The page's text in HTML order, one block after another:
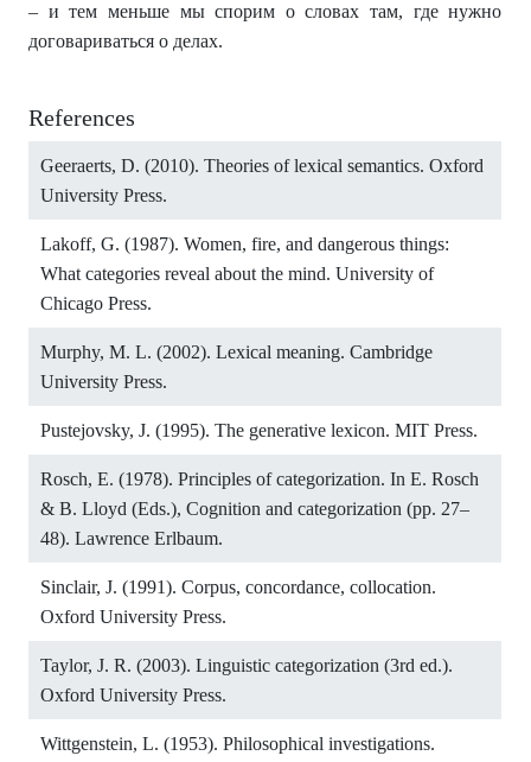
– и тем меньше мы спорим о словах там, где нужно
договариваться о делах.
References
Geeraerts, D. (2010). Theories of lexical semantics. Oxford
University Press.
Lakoff, G. (1987). Women, fire, and dangerous things:
What categories reveal about the mind. University of
Chicago Press.
Murphy, M. L. (2002). Lexical meaning. Cambridge
University Press.
Pustejovsky, J. (1995). The generative lexicon. MIT Press.
Rosch, E. (1978). Principles of categorization. In E. Rosch
& B. Lloyd (Eds.), Cognition and categorization (pp. 27–
48). Lawrence Erlbaum.
Sinclair, J. (1991). Corpus, concordance, collocation.
Oxford University Press.
Taylor, J. R. (2003). Linguistic categorization (3rd ed.).
Oxford University Press.
Wittgenstein, L. (1953). Philosophical investigations.